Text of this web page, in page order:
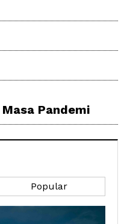
Pandemi
Popular